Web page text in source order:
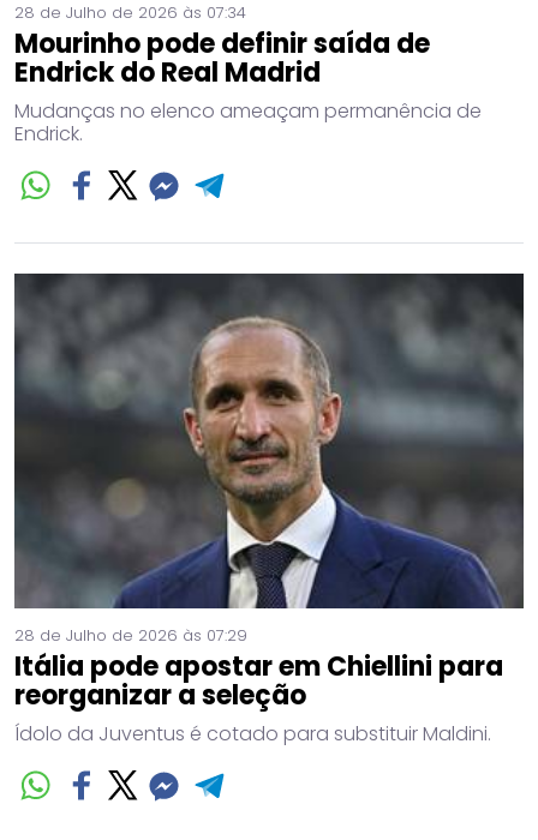
28 de Julho de 2026 às 07:34
Mourinho pode definir saída de
Endrick do Real Madrid
Mudanças no elenco ameaçam permanência de
Endrick.
28 de Julho de 2026 às 07:29
Itália pode apostar em Chiellini para
reorganizar a seleção
Ídolo da Juventus é cotado para substituir Maldini.